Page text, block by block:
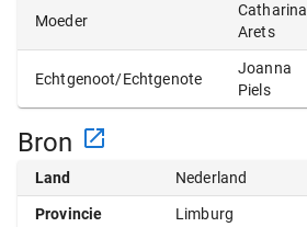
Moeder
Catharina
Arets
Echtgenoot/Echtgenote
Joanna
Piels
Bron
Land Nederland
Provincie Limburg